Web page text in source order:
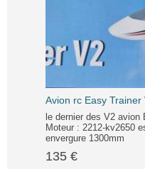
Avion rc Easy Trainer
le dernier des V2 avion
Moteur : 2212-kv2650
envergure 1300mm
135 €